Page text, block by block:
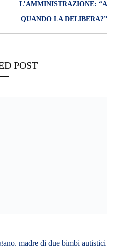
L’AMMINISTRAZIONE: “A
QUANDO LA DELIBERA?”
POST